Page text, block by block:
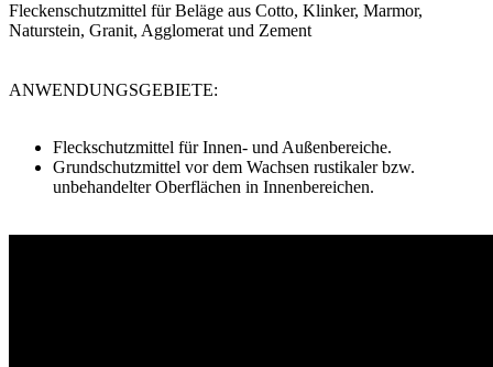
Fleckenschutzmittel für Beläge aus Cotto, Klinker, Marmor,
Naturstein, Granit, Agglomerat und Zement
ANWENDUNGSGEBIETE:
Fleckschutzmittel für Innen- und Außenbereiche.
Grundschutzmittel vor dem Wachsen rustikaler bzw.
unbehandelter Oberflächen in Innenbereichen.